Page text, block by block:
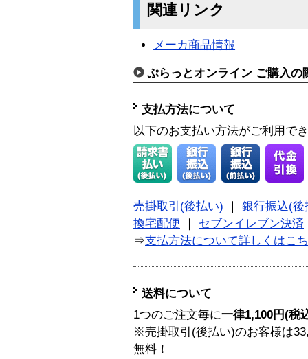
関連リンク
メーカ商品情報
ぷらっとオンライン ご購入の
支払方法について
以下のお支払い方法がご利用で
売掛取引(後払い)
銀行振込(後
換宅配便
セブンイレブン決済
⇒支払方法について詳しくはこ
送料について
1つのご注文毎に一律1,100円(税
※売掛取引(後払い)のお客様は
無料！